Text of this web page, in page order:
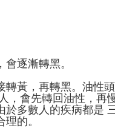
逐漸轉黑。
黃，再轉黑。油性
，會先轉回油性，再
多數人的疾病都是
的。